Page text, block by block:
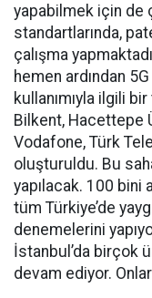
yapabilmek için de
standartlarında,
çalışma
hemen ardından
kullanımıyla ilgili
Bilkent, Hacettepe
Vodafone, Türk
oluşturuldu. Bu
yapılacak. 100 bini
tüm Türkiye’de
denemelerini
İstanbul’da birçok
devam ediyor.